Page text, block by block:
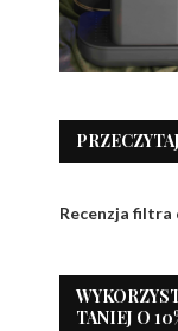
PRZECZYTAJ
Recenzja filtra
TANIEJ O